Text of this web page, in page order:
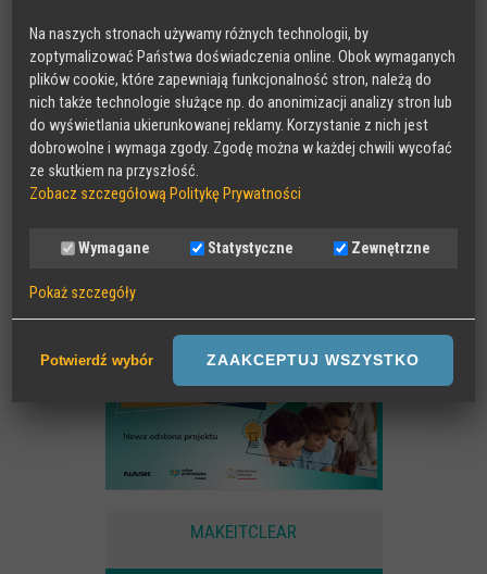
RADA DORADCZA RODZICÓW
MAKEITCLEAR
Na naszych stronach używamy różnych technologii, by
zoptymalizować Państwa doświadczenia online. Obok wymaganych
plików cookie, które zapewniają funkcjonalność stron, należą do
nich także technologie służące np. do anonimizacji analizy stron lub
do wyświetlania ukierunkowanej reklamy. Korzystanie z nich jest
dobrowolne i wymaga zgody. Zgodę można w każdej chwili wycofać
ze skutkiem na przyszłość.
Zobacz szczegółową Politykę Prywatności
Wymagane Statystyczne Zewnętrzne
Pokaż szczegóły
Sesyjne pliki Cookies wymagane do działania strony,
przechowywane podczas wizyty na stronie, np zapamiętany wybór
języka strony
Anonimowe statystyki odwiedzin strony oraz zachowania
użytkownika
Potwierdź wybór ZAAKCEPTUJ WSZYSTKO